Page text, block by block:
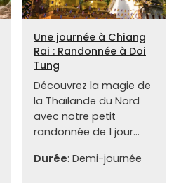
Une journée à Chiang
Rai : Randonnée à Doi
Tung
Découvrez la magie de
la Thaïlande du Nord
avec notre petit
randonnée de 1 jour...
Durée: Demi-journée